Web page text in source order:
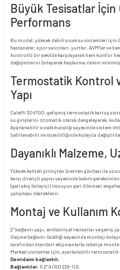
Büyük Tesisatlar İçin
Performans
Bu model, yüksek debili sıcak su sistemleri için
hastaneler, spor salonları, yurtlar, AVM’ler ve
kontrollü bir şekilde karşılayarak hem konfor
değişimlerini önleyerek haşlanma riskini
Termostatik Kontrol
Yapı
Caleffi 524700, gelişmiş termostatik kartuş
su girişlerini otomatik olarak dengeleyerek,
Ayarlanabilir sıcaklık aralığı sayesinde sistem
belirlenebilir ve istenildiğinde kolayca
Dayanıklı Malzeme,
Yüksek kaliteli pirinçten üretilen gövdesi ile uzun
karşı dirençli yapısı sayesinde bakım
(geri akış önleyici) ile suyun geri dönmesi
çalışması desteklenir.
Montaj ve Kullanım
2" bağlantı çapı, endüstriyel tesisatlar ve geniş
Geçme bağlantı özelliği sayesinde montajı
tarafından standart ekipmanlarla rahatça monte
Merkezi sistemler için, ayarlanabilir termostatik
Devridaim bağlantılı.
Bağlantılar: G 2" A (ISO 228-1) E.